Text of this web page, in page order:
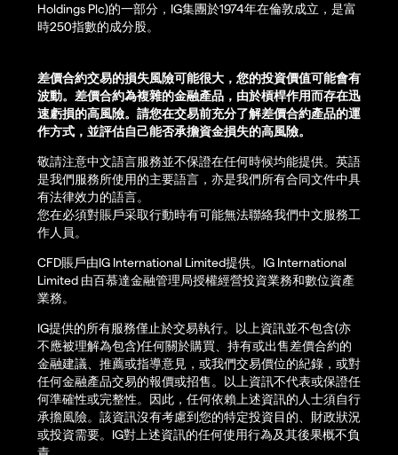
Holdings Plc)的一部分，IG集團於1974年在倫敦成立，是富
時250指數的成分股。
差價合約交易的損失風險可能很大，您的投資價值可能會有
波動。差價合約為複雜的金融產品，由於槓桿作用而存在迅
速虧損的高風險。請您在交易前充分了解差價合約產品的運
作方式，並評估自己能否承擔資金損失的高風險。
敬請注意中文語言服務並不保證在任何時候均能提供。英語
是我們服務所使用的主要語言，亦是我們所有合同文件中具
有法律效力的語言。
您在必須對賬戶采取行動時有可能無法聯絡我們中文服務工
作人員。
CFD賬戶由IG International Limited提供。IG International
Limited 由百慕達金融管理局授權經營投資業務和數位資產
業務。
IG提供的所有服務僅止於交易執行。以上資訊並不包含(亦
不應被理解為包含)任何關於購買、持有或出售差價合約的
金融建議、推薦或指導意見，或我們交易價位的紀錄，或對
任何金融產品交易的報價或招售。以上資訊不代表或保證任
何準確性或完整性。因此，任何依賴上述資訊的人士須自行
承擔風險。該資訊沒有考慮到您的特定投資目的、財政狀況
或投資需要。IG對上述資訊的任何使用行為及其後果概不負